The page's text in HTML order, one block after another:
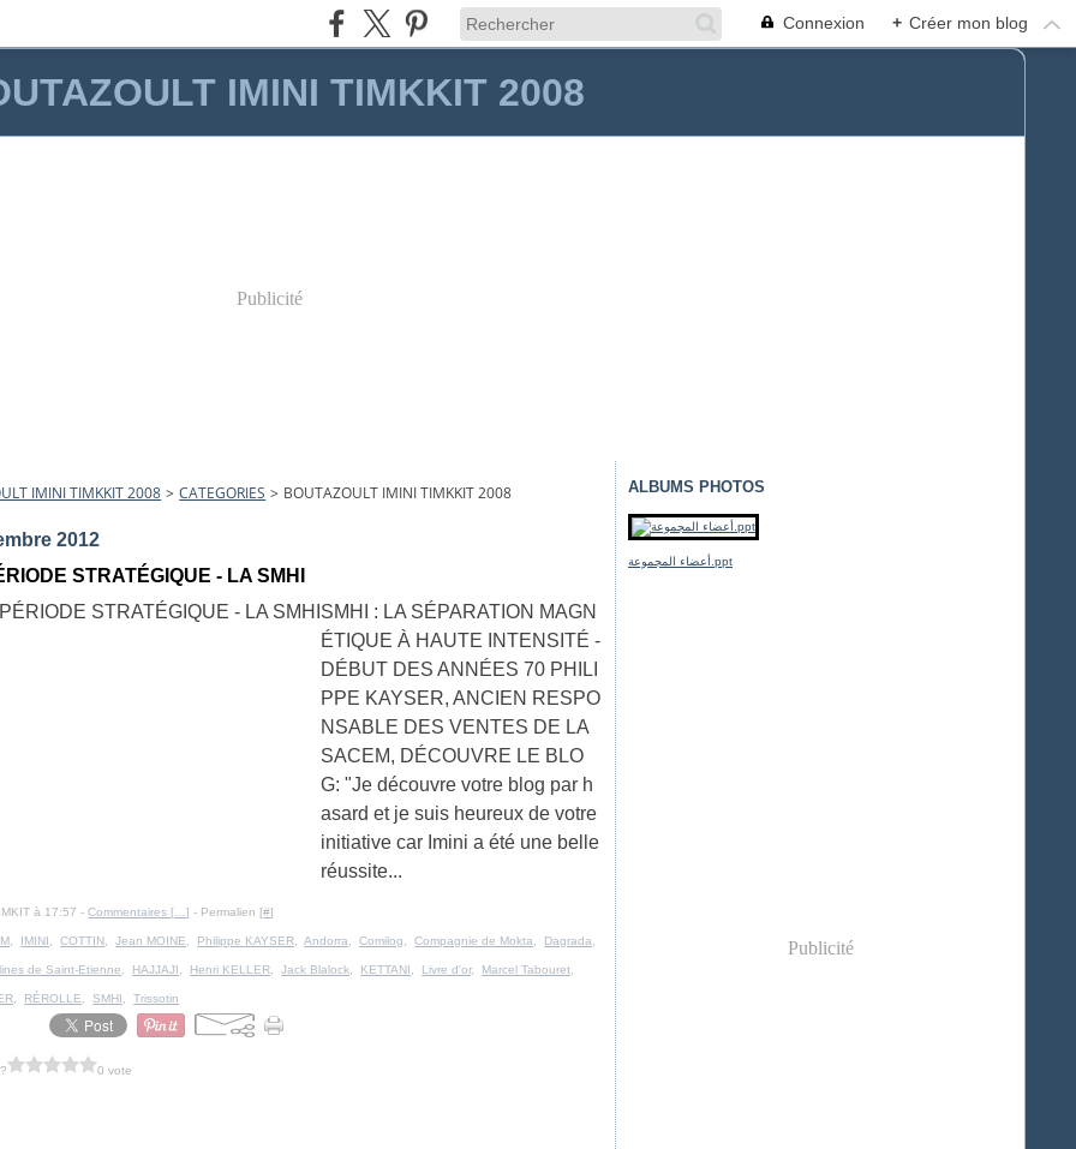
Connexion + Créer mon blog
IMINI TIMKKIT 2008
Publicité
IMINI TIMKKIT 2008 > CATEGORIES > BOUTAZOULT IMINI TIMKKIT 2008
2012
STRATÉGIQUE - LA SMHI
SMHI : LA SÉPARATION MAGN
ÉTIQUE À HAUTE INTENSITÉ -
DÉBUT DES ANNÉES 70 PHILI
PPE KAYSER, ANCIEN RESPO
NSABLE DES VENTES DE LA
SACEM, DÉCOUVRE LE BLO
G: "Je découvre votre blog par h
asard et je suis heureux de votre
initiative car Imini a été une belle
réussite...
à 17:57 -Commentaires [ …] - Permalien [#]
IMINI ,COTTIN ,Jean MOINE Philippe KAYSER ,Andorra ,Comilog ,Compagnie de Mokta Dagrada
de Saint-Etienne HAJJAJI Henri KELLER ,Jack Blalock KETTANI Livre d'or, Marcel Tabouret
RÉROLLE ,SMHI ,Trissotin
0 vote
ALBUMS PHOTOS
أعضاء المجموعة.ppt
Publicité